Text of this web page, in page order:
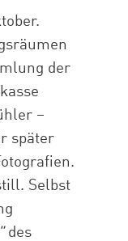
der
–
später
Selbst
des